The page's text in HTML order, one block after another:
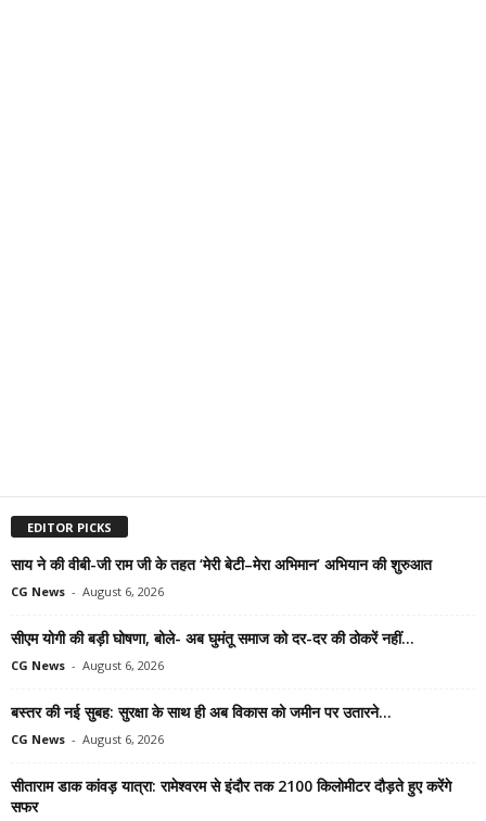
EDITOR PICKS
साय ने की वीबी-जी राम जी के तहत ‘मेरी बेटी–मेरा अभिमान’ अभियान की शुरुआत
CG News - August 6, 2026
सीएम योगी की बड़ी घोषणा, बोले- अब घुमंतू समाज को दर-दर की ठोकरें नहीं...
CG News - August 6, 2026
बस्तर की नई सुबह: सुरक्षा के साथ ही अब विकास को जमीन पर उतारने...
CG News - August 6, 2026
सीताराम डाक कांवड़ यात्रा: रामेश्वरम से इंदौर तक 2100 किलोमीटर दौड़ते हुए करेंगे
सफर